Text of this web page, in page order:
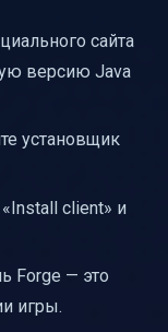
сайта
версию Java
установщик
client» и
Forge — это
игры.